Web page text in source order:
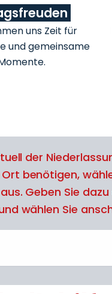
uns Zeit für
und gemeinsame
der
benötigen,
Geben Sie
wählen Sie